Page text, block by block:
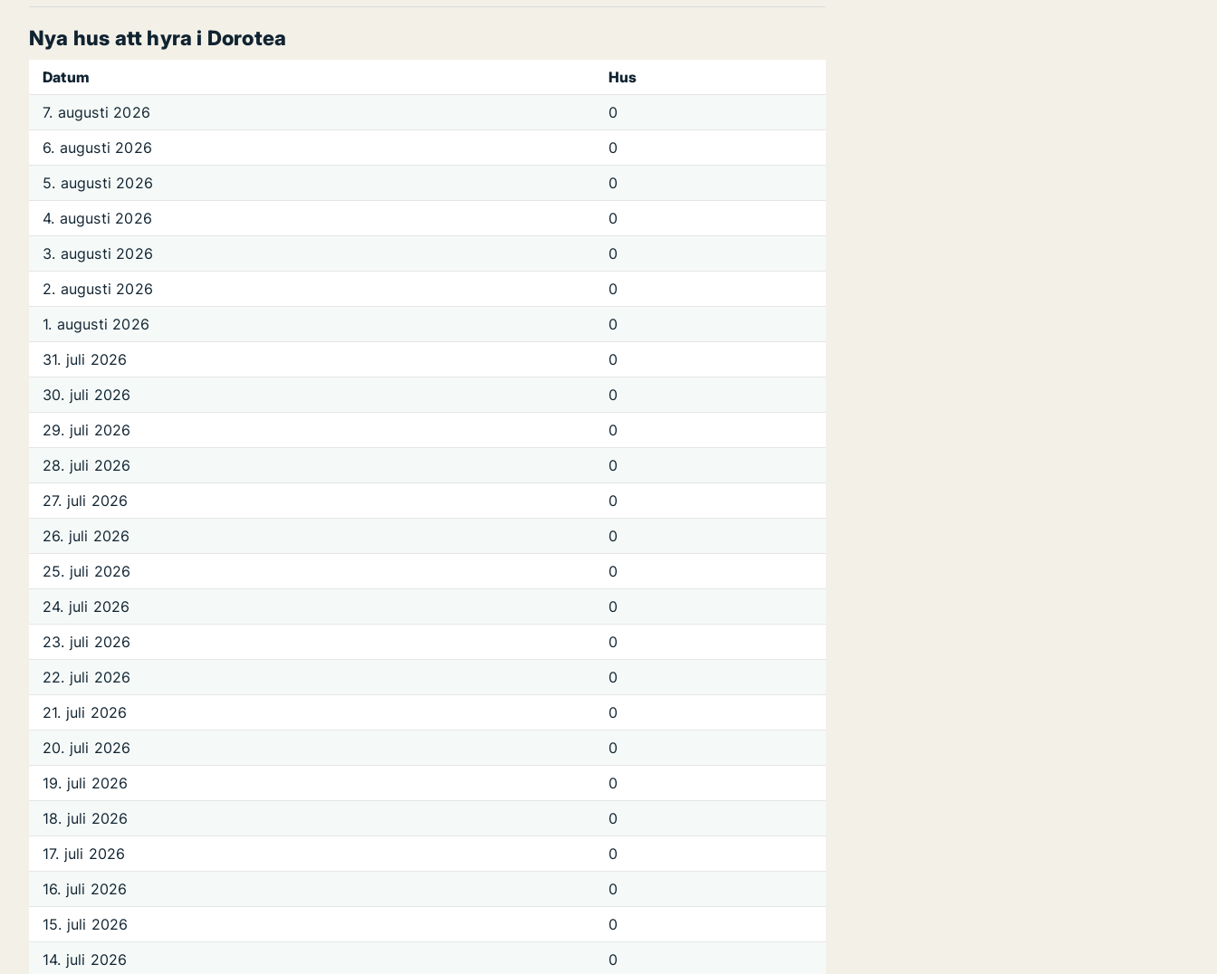
Nya hus att hyra i Dorotea
Datum
Hus
7. augusti 2026
0
6. augusti 2026
0
5. augusti 2026
0
4. augusti 2026
0
3. augusti 2026
0
2. augusti 2026
0
1. augusti 2026
0
31. juli 2026
0
30. juli 2026
0
29. juli 2026
0
28. juli 2026
0
27. juli 2026
0
26. juli 2026
0
25. juli 2026
0
24. juli 2026
0
23. juli 2026
0
22. juli 2026
0
21. juli 2026
0
20. juli 2026
0
19. juli 2026
0
18. juli 2026
0
17. juli 2026
0
16. juli 2026
0
15. juli 2026
0
14. juli 2026
0